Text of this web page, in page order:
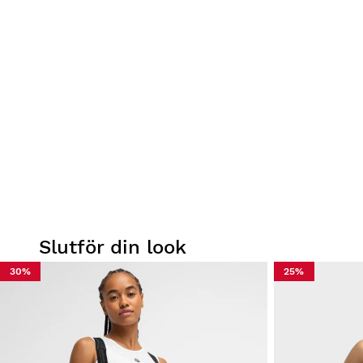
Slutför din look
30% 25%